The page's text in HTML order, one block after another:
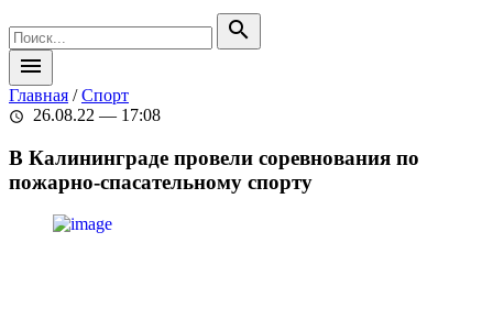
search
menu
Главная /Спорт
schedule 26.08.22 — 17:08
В Калининграде провели соревнования по
пожарно-спасательному спорту